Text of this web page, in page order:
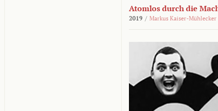
Atomlos durch die
2019 / Markus Kaiser-Mühlecker